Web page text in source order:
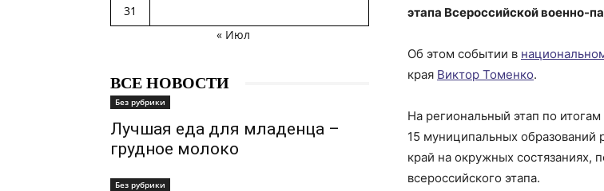
этапа Всероссийской военно-
Об этом событии в
края Виктор Томенко.
На региональный этап по
15 муниципальных образований
край на окружных состязаниях,
всероссийского этапа.
31
« Июл
ВСЕ НОВОСТИ
Без рубрики
Лучшая еда для младенца –
грудное молоко
Без рубрики